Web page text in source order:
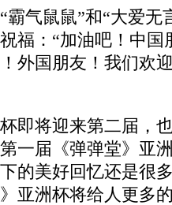
鼠鼠”和“大爱无
福：“加油吧！中国
外国朋友！我们欢
将迎来第二届，
一届《弹弹堂》亚
的美好回忆还是很
亚洲杯将给人更多